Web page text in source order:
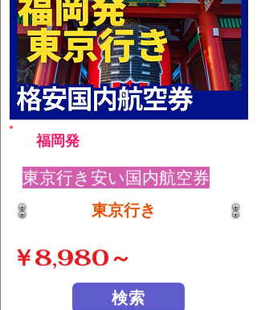
福岡発
東京行き安い国内航空券
東京行き
￥8,980～
検索